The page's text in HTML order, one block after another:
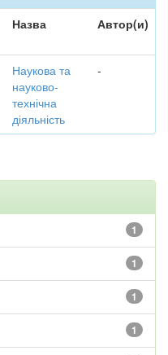
Назва Автор(и)
Наукова та
науково-
технічна
діяльність
-
1
1
1
1